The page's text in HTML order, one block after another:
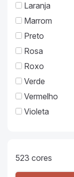
Laranja
Marrom
Preto
Rosa
Roxo
Verde
Vermelho
Violeta
523 cores